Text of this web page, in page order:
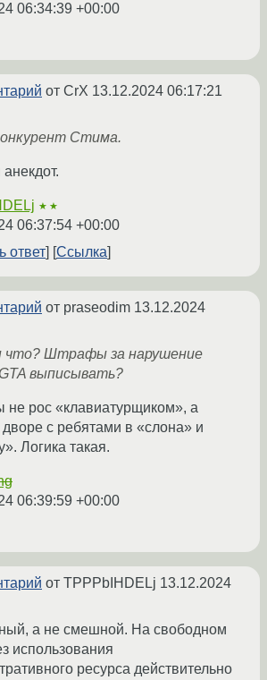
06:34:39 +00:00
от CrX 13.12.2024 06:17:21
Стима.
анекдот.
★★
06:37:54 +00:00
ответ
Ссылка
от praseodim 13.12.2024
Штрафы за нарушение
выписывать?
не рос «клавиатурщиком», а
дворе с ребятами в «слона» и
Логика такая.
06:39:59 +00:00
от TPPPbIHDELj 13.12.2024
а не смешной. На свободном
использования
ресурса действительно